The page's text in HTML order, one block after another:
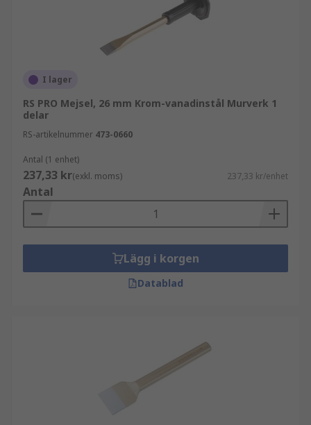
I lager
RS PRO Mejsel, 26 mm Krom-vanadinstål Murverk 1
delar
RS-artikelnummer 473-0660
Antal (1 enhet)
237,33 kr(exkl. moms) 237,33 kr/enhet
Antal
Lägg i korgen
Datablad